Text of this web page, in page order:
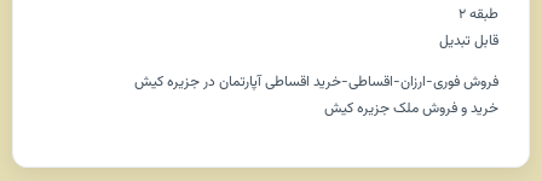
طبقه ۲
قابل تبدیل
فروش فوری-ارزان-اقساطی-خرید اقساطی آپارتمان در جزیره کیش
خرید و فروش ملک جزیره کیش